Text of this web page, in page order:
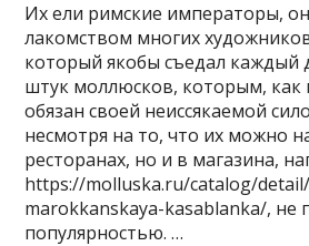
Их ели римские императоры,
лакомством многих
который якобы съедал каждый
штук моллюсков, которым, как
обязан своей неиссякаемой
несмотря на то, что их можно
ресторанах, но и в магазина,
https://molluska.ru/catalog/
marokkanskaya-kasablanka/, не
популярностью. …